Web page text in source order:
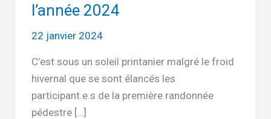
l’année 2024
22 janvier 2024
C’est sous un soleil printanier malgré le froid
hivernal que se sont élancés les
participant.e.s de la première randonnée
pédestre […]